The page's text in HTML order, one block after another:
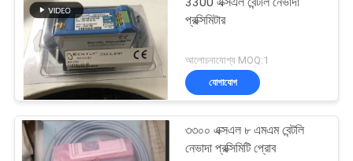
প্রক্সিমিটার
আলোচনাযোগ্য MOQ:1
যোগাযোগ
৩৩০০ এক্সএল ৮ এমএম বেন্টলি
নেভাদা প্রক্সিমিটি প্রোব